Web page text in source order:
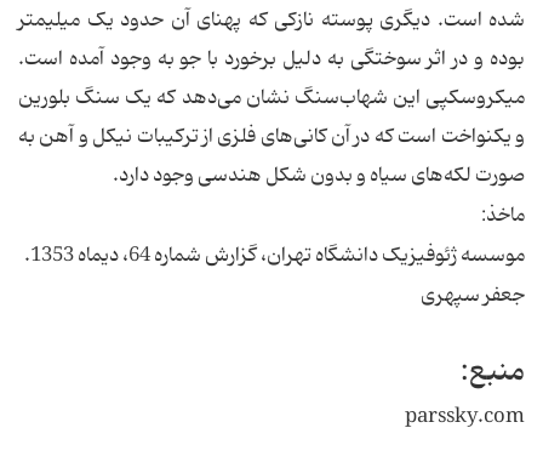
شده است. دیگری پوسته نازکی که پهنای آن حدود یک میلیمتر
بوده و در اثر سوختگی به دلیل برخورد با جو به وجود آمده است.
میکروسکپی این شهاب‌سنگ نشان می‌دهد که یک سنگ بلورین
و یکنواخت است که در آن کانی‌های فلزی از ترکیبات نیکل و آهن به
صورت لکه‌های سیاه و بدون شکل هندسی وجود دارد.
ماخذ:
موسسه ژئوفیزیک دانشگاه تهران، گزارش شماره 64، دیماه 1353.
جعفر سپهری
منبع:
parssky.com